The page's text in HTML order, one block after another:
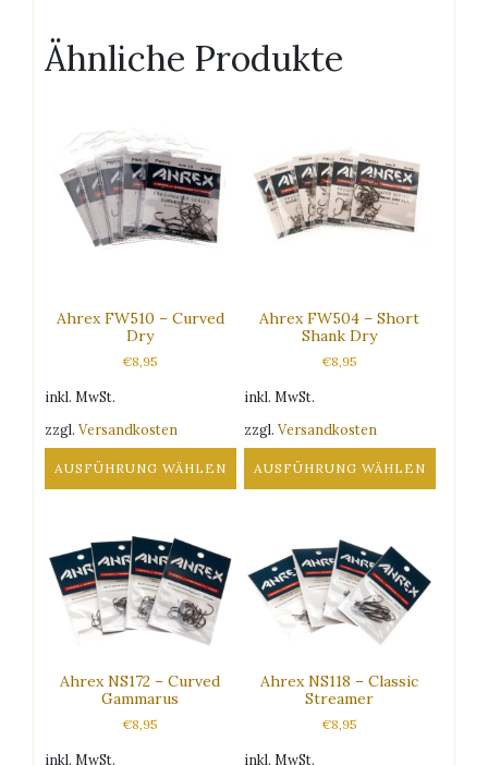
Ähnliche Produkte
Ahrex FW510 – Curved
Dry
€8,95
inkl. MwSt.
zzgl. Versandkosten
AUSFÜHRUNG WÄHLEN
mehrere
Varianten
können
Produktseite
Ahrex FW504 – Short
Shank Dry
€8,95
inkl. MwSt.
zzgl.Versandkosten
AUSFÜHRUNG WÄHLEN
mehrere
Varianten
können
Produktseite
Ahrex NS172 – Curved
Gammarus
€8,95
inkl. MwSt.
Ahrex NS118 – Classic
Streamer
€8,95
inkl. MwSt.